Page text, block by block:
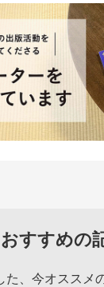
おすすめの
た、今オススメ